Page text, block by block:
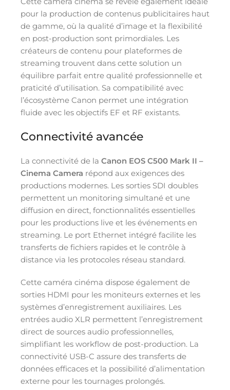
pour la production de contenus publicitaires haut
de gamme, où la qualité d’image et la flexibilité
en post-production sont primordiales. Les
créateurs de contenu pour plateformes de
streaming trouvent dans cette solution un
équilibre parfait entre qualité professionnelle et
praticité d’utilisation. Sa compatibilité avec
l’écosystème Canon permet une intégration
fluide avec les objectifs EF et RF existants.
Connectivité avancée
La connectivité de la Canon EOS C500 Mark II –
Cinema Camera répond aux exigences des
productions modernes. Les sorties SDI doubles
permettent un monitoring simultané et une
diffusion en direct, fonctionnalités essentielles
pour les productions live et les événements en
streaming. Le port Ethernet intégré facilite les
transferts de fichiers rapides et le contrôle à
distance via les protocoles réseau standard.
Cette caméra cinéma dispose également de
sorties HDMI pour les moniteurs externes et les
systèmes d’enregistrement auxiliaires. Les
entrées audio XLR permettent l’enregistrement
direct de sources audio professionnelles,
simplifiant les workflow de post-production. La
connectivité USB-C assure des transferts de
données efficaces et la possibilité d’alimentation
externe pour les tournages prolongés.